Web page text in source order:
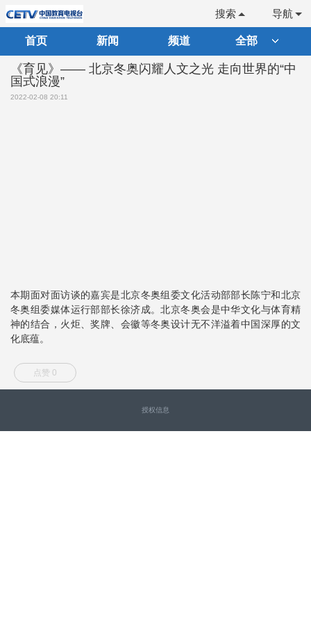
导航
搜索
首页 新闻 频道 全部
《育见》—— 北京冬奥闪耀人文之光 走向世界的“中
国式浪漫”
2022-02-08 20:11
本期面对面访谈的嘉宾是北京冬奥组委文化活动部部长陈宁和北京
冬奥组委媒体运行部部长徐济成。北京冬奥会是中华文化与体育精
神的结合，火炬、奖牌、会徽等冬奥设计无不洋溢着中国深厚的文
化底蕴。
点赞 0
授权信息